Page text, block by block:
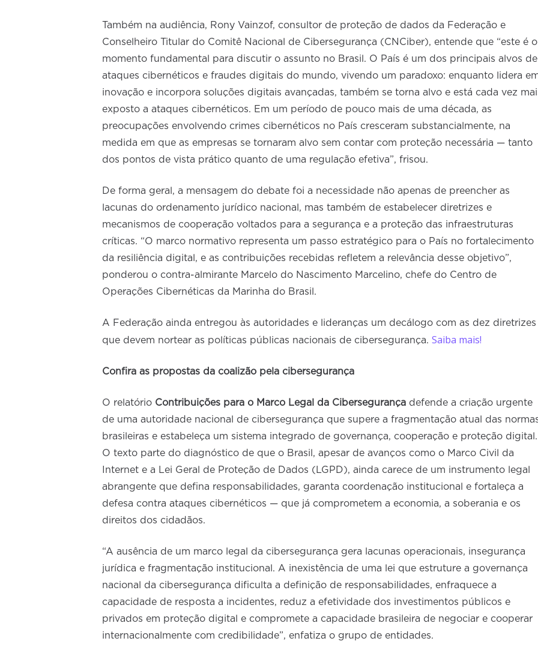
Também na audiência, Rony Vainzof, consultor de proteção de dados da Federação e
Conselheiro Titular do Comitê Nacional de Cibersegurança (CNCiber), entende que “este é o
momento fundamental para discutir o assunto no Brasil. O País é um dos principais alvos de
ataques cibernéticos e fraudes digitais do mundo, vivendo um paradoxo: enquanto lidera
inovação e incorpora soluções digitais avançadas, também se torna alvo e está cada vez
exposto a ataques cibernéticos. Em um período de pouco mais de uma década, as
preocupações envolvendo crimes cibernéticos no País cresceram substancialmente, na
medida em que as empresas se tornaram alvo sem contar com proteção necessária — tanto
dos pontos de vista prático quanto de uma regulação efetiva”, frisou.
De forma geral, a mensagem do debate foi a necessidade não apenas de preencher as
lacunas do ordenamento jurídico nacional, mas também de estabelecer diretrizes e
mecanismos de cooperação voltados para a segurança e a proteção das infraestruturas
críticas. “O marco normativo representa um passo estratégico para o País no fortalecimento
da resiliência digital, e as contribuições recebidas refletem a relevância desse objetivo”,
ponderou o contra-almirante Marcelo do Nascimento Marcelino, chefe do Centro de
Operações Cibernéticas da Marinha do Brasil.
A Federação ainda entregou às autoridades e lideranças um decálogo com as dez diretrizes
que devem nortear as políticas públicas nacionais de cibersegurança. Saiba mais!
Confira as propostas da coalizão pela cibersegurança
O relatório Contribuições para o Marco Legal da Cibersegurança defende a criação urgente
de uma autoridade nacional de cibersegurança que supere a fragmentação atual das
brasileiras e estabeleça um sistema integrado de governança, cooperação e proteção digital.
O texto parte do diagnóstico de que o Brasil, apesar de avanços como o Marco Civil da
Internet e a Lei Geral de Proteção de Dados (LGPD), ainda carece de um instrumento legal
abrangente que defina responsabilidades, garanta coordenação institucional e fortaleça a
defesa contra ataques cibernéticos — que já comprometem a economia, a soberania e os
direitos dos cidadãos.
“A ausência de um marco legal da cibersegurança gera lacunas operacionais, insegurança
jurídica e fragmentação institucional. A inexistência de uma lei que estruture a governança
nacional da cibersegurança dificulta a definição de responsabilidades, enfraquece a
capacidade de resposta a incidentes, reduz a efetividade dos investimentos públicos e
privados em proteção digital e compromete a capacidade brasileira de negociar e cooperar
internacionalmente com credibilidade”, enfatiza o grupo de entidades.